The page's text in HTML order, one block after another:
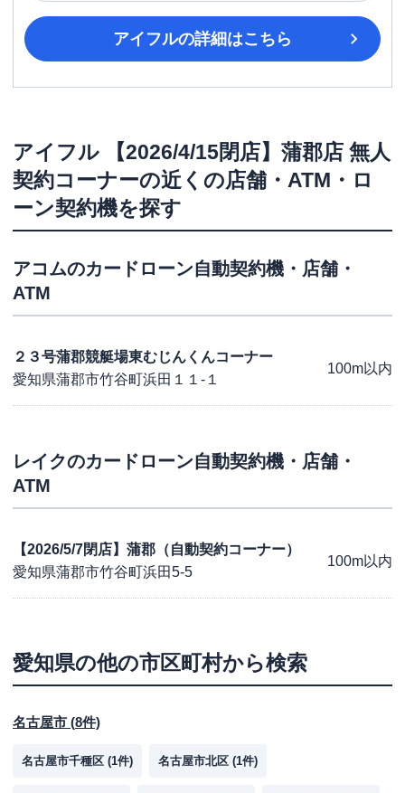
アイフルの詳細はこちら
アイフル
【2026/4/15閉店】蒲郡店 無人
契約コーナーの近くの店舗・ATM・ロ
ーン契約機を探す
アコムのカードローン自動契約機・店舗・
ATM
２３号蒲郡競艇場東むじんくんコーナー
愛知県蒲郡市竹谷町浜田１１-１
100m以内
レイクのカードローン自動契約機・店舗・
ATM
【2026/5/7閉店】蒲郡（自動契約コーナー）
愛知県蒲郡市竹谷町浜田5-5
100m以内
愛知県の他の市区町村から検索
名古屋市 (8件)
名古屋市千種区 (1件) 名古屋市北区 (1件)